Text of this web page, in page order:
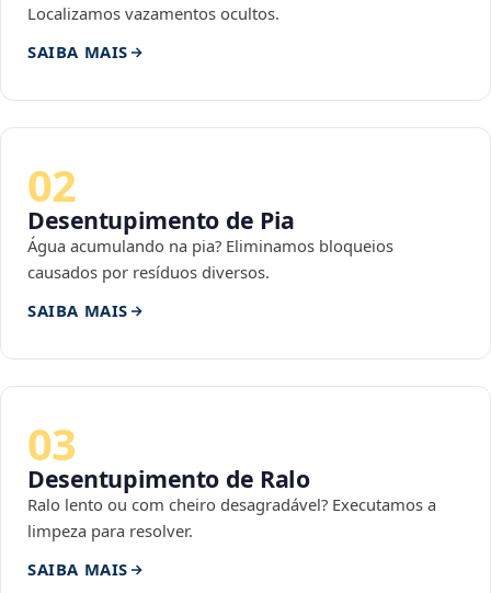
Localizamos vazamentos ocultos.
SAIBA MAIS
02
Desentupimento de Pia
Água acumulando na pia? Eliminamos bloqueios
causados por resíduos diversos.
SAIBA MAIS
03
Desentupimento de Ralo
Ralo lento ou com cheiro desagradável? Executamos a
limpeza para resolver.
SAIBA MAIS